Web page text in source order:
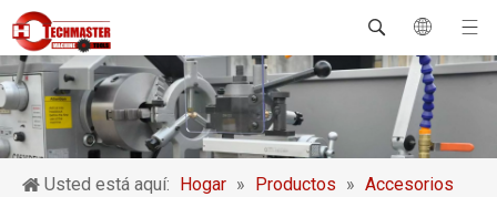
Usted está aquí: Hogar » Productos » Accesorios